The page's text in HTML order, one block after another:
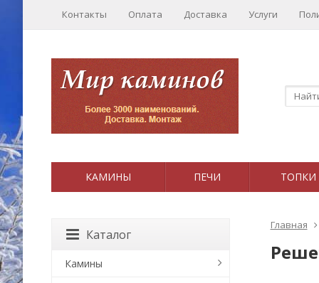
Контакты Оплата Доставка Услуги
КАМИНЫ ПЕЧИ ТОПКИ
Главная
Каталог
Камины